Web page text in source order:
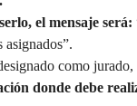
el mensaje será:
asignados”.
como
donde debe